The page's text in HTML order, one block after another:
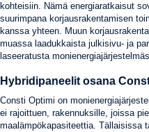
kohteisiin. Nämä energiaratkaisut
suurimpana korjausrakentamisen
kanssa yhteen. Muun
muassa laadukkaista julkisivu- ja
laseeratusta
Hybridipaneelit osana
Consti Optimi on
ei rajoittuen, rakennuksille, joissa
maalämpökapasiteettia. Tällaisissa